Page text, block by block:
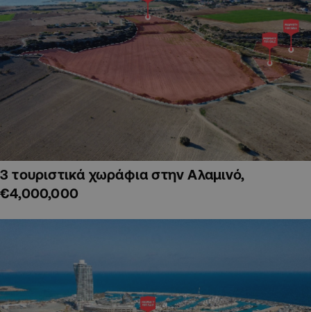
3 τουριστικά χωράφια στην Αλαμινό,
€4,000,000